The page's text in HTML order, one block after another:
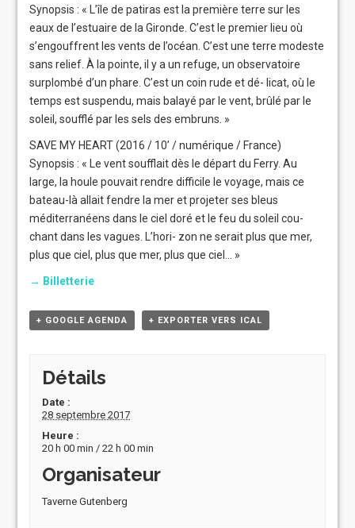
Synopsis : « L’île de patiras est la première terre sur les
eaux de l’estuaire de la Gironde. C’est le premier lieu où
s’engouffrent les vents de l’océan. C’est une terre modeste
sans relief. À la pointe, il y a un refuge, un observatoire
surplombé d’un phare. C’est un coin rude et dé- licat, où le
temps est suspendu, mais balayé par le vent, brûlé par le
soleil, soufflé par les sels des embruns. »
SAVE MY HEART (2016 / 10’ / numérique / France)
Synopsis : « Le vent soufflait dès le départ du Ferry. Au
large, la houle pouvait rendre difficile le voyage, mais ce
bateau-là allait fendre la mer et projeter ses bleus
méditerranéens dans le ciel doré et le feu du soleil cou-
chant dans les vagues. L’hori- zon ne serait plus que mer,
plus que ciel, plus que mer, plus que ciel… »
→ Billetterie
+ GOOGLE AGENDA + EXPORTER VERS ICAL
Détails
Date :
28 septembre 2017
Heure :
20 h 00 min / 22 h 00 min
Organisateur
Taverne Gutenberg